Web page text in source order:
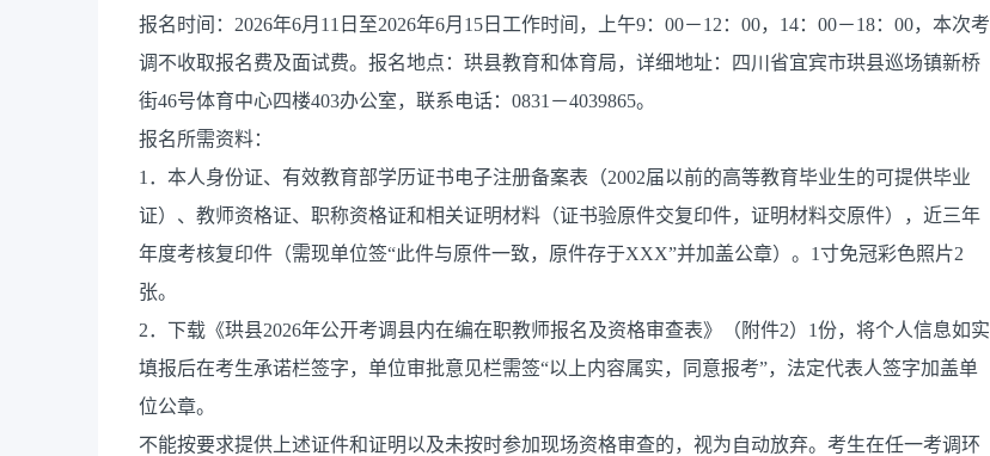
报名时间：2026年6月11日至2026年6月15日工作时间，上午9：00－12：00，14：00－18：00，本次考
调不收取报名费及面试费。报名地点：珙县教育和体育局，详细地址：四川省宜宾市珙县巡场镇新桥
街46号体育中心四楼403办公室，联系电话：0831－4039865。
报名所需资料：
1．本人身份证、有效教育部学历证书电子注册备案表（2002届以前的高等教育毕业生的可提供毕业
证）、教师资格证、职称资格证和相关证明材料（证书验原件交复印件，证明材料交原件），近三年
年度考核复印件（需现单位签“此件与原件一致，原件存于XXX”并加盖公章）。1寸免冠彩色照片2
张。
2．下载《珙县2026年公开考调县内在编在职教师报名及资格审查表》（附件2）1份，将个人信息如实
填报后在考生承诺栏签字，单位审批意见栏需签“以上内容属实，同意报考”，法定代表人签字加盖单
位公章。
不能按要求提供上述证件和证明以及未按时参加现场资格审查的，视为自动放弃。考生在任一考调环